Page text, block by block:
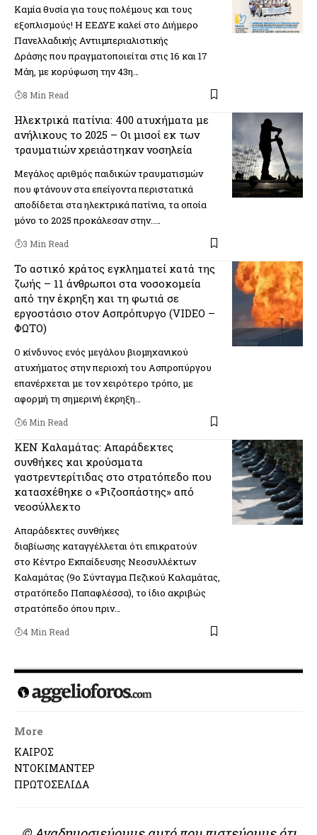
Καμία θυσία για τους πολέμους και τους
εξοπλισμούς! Η ΕΕΔΥΕ καλεί στο Διήμερο
Πανελλαδικής Αντιιμπεριαλιστικής
Δράσης που πραγματοποιείται στις 16 και 17
Μάη, με κορύφωση την 43η…
8 Min Read
Ηλεκτρικά πατίνια: 400 ατυχήματα με
ανήλικους το 2025 – Οι μισοί εκ των
τραυματιών χρειάστηκαν νοσηλεία
Μεγάλος αριθμός παιδικών τραυματισμών
που φτάνουν στα επείγοντα περιστατικά
αποδίδεται στα ηλεκτρικά πατίνια, τα οποία
μόνο το 2025 προκάλεσαν στην..…
3 Min Read
Το αστικό κράτος εγκληματεί κατά της
ζωής – 11 άνθρωποι στα νοσοκομεία
από την έκρηξη και τη φωτιά σε
εργοστάσιο στον Ασπρόπυργο (VIDEO –
ΦΩΤΟ)
Ο κίνδυνος ενός μεγάλου βιομηχανικού
ατυχήματος στην περιοχή του Ασπροπύργου
επανέρχεται με τον χειρότερο τρόπο, με
αφορμή τη σημερινή έκρηξη…
6 Min Read
ΚΕΝ Καλαμάτας: Απαράδεκτες
συνθήκες και κρούσματα
γαστρεντερίτιδας στο στρατόπεδο που
κατασχέθηκε ο «Ριζοσπάστης» από
νεοσύλλεκτο
Απαράδεκτες συνθήκες
διαβίωσης καταγγέλλεται ότι επικρατούν
στο Κέντρο Εκπαίδευσης Νεοσυλλέκτων
Καλαμάτας (9ο Σύνταγμα Πεζικού Καλαμάτας,
στρατόπεδο Παπαφλέσσα), το ίδιο ακριβώς
στρατόπεδο όπου πριν…
4 Min Read
More
ΚΑΙΡΟΣ
ΝΤΟΚΙΜΑΝΤΕΡ
ΠΡΩΤΟΣΕΛΙΔΑ